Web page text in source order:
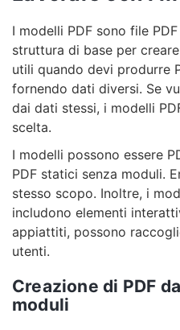
I modelli PDF sono file
struttura di base per
utili quando devi produrre
fornendo dati diversi. Se
dai dati stessi, i modelli
scelta.
I modelli possono essere
PDF statici senza moduli.
stesso scopo. Inoltre, i
includono elementi
appiattiti, possono
utenti.
Creazione di PDF
moduli